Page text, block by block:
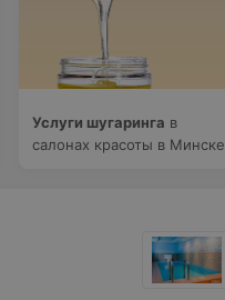
Услуги шугаринга в
салонах красоты в Минске